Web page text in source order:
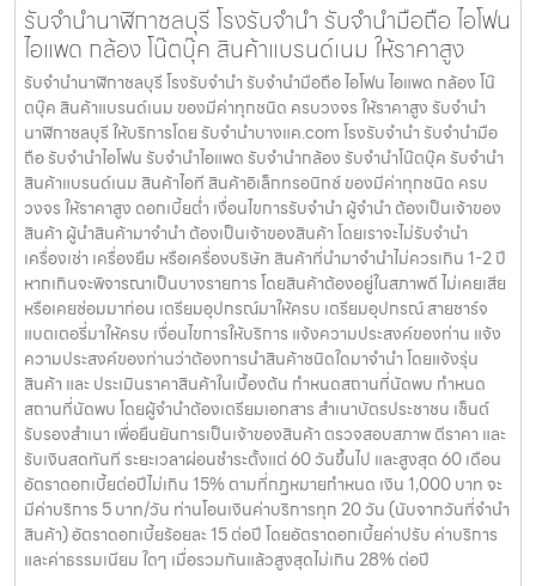
รับจำนำนาฬิกาชลบุรี โรงรับจำนำ รับจำนำมือถือ ไอโฟน
ไอแพด กล้อง โน๊ตบุ๊ค สินค้าแบรนด์เนม ให้ราคาสูง
รับจำนำนาฬิกาชลบุรี โรงรับจำนำ รับจำนำมือถือ ไอโฟน ไอแพด กล้อง โน๊
ตบุ๊ค สินค้าแบรนด์เนม ของมีค่าทุกชนิด ครบวงจร ให้ราคาสูง รับจำนำ
นาฬิกาชลบุรี ให้บริการโดย รับจํานําบางแค.com โรงรับจำนำ รับจำนำมือ
ถือ รับจำนำไอโฟน รับจำนำไอแพด รับจำนำกล้อง รับจำนำโน๊ตบุ๊ค รับจำนำ
สินค้าแบรนด์เนม สินค้าไอที สินค้าอิเล็กทรอนิกซ์ ของมีค่าทุกชนิด ครบ
วงจร ให้ราคาสูง ดอกเบี้ยต่ำ เงื่อนไขการรับจำนำ ผู้จำนำ ต้องเป็นเจ้าของ
สินค้า ผู้นำสินค้ามาจำนำ ต้องเป็นเจ้าของสินค้า โดยเราจะไม่รับจำนำ
เครื่องเช่า เครื่องยืม หรือเครื่องบริษัท สินค้าที่นำมาจำนำไม่ควรเกิน 1-2 ปี
หากเกินจะพิจารณาเป็นบางรายการ โดยสินค้าต้องอยู่ในสภาพดี ไม่เคยเสีย
หรือเคยซ่อมมาก่อน เตรียมอุปกรณ์มาให้ครบ เตรียมอุปกรณ์ สายชาร์จ
แบตเตอรี่มาให้ครบ เงื่อนไขการให้บริการ แจ้งความประสงค์ของท่าน แจ้ง
ความประสงค์ของท่านว่าต้องการนำสินค้าชนิดใดมาจำนำ โดยแจ้งรุ่น
สินค้า และ ประเมินราคาสินค้าในเบื้องต้น กำหนดสถานที่นัดพบ กำหนด
สถานที่นัดพบ โดยผู้จำนำต้องเตรียมเอกสาร สำเนาบัตรประชาชน เซ็นต์
รับรองสำเนา เพื่อยืนยันการเป็นเจ้าของสินค้า ตรวจสอบสภาพ ตีราคา และ
รับเงินสดทันที ระยะเวลาผ่อนชำระตั้งแต่ 60 วันขึ้นไป และสูงสุด 60 เดือน
อัตราดอกเบี้ยต่อปีไม่เกิน 15% ตามที่กฏหมายกำหนด เงิน 1,000 บาท จะ
มีค่าบริการ 5 บาท/วัน ท่านโอนเงินค่าบริการทุก 20 วัน (นับจากวันที่จำนำ
สินค้า) อัตราดอกเบี้ยร้อยละ 15 ต่อปี โดยอัตราดอกเบี้ยค่าปรับ ค่าบริการ
และค่าธรรมเนียม ใดๆ เมื่อรวมกันแล้วสูงสุดไม่เกิน 28% ต่อปี